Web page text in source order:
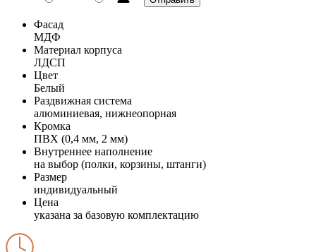
Фасад
МДФ
Материал корпуса
ЛДСП
Цвет
Белый
Раздвижная система
алюминиевая, нижнеопорная
Кромка
ПВХ (0,4 мм, 2 мм)
Внутреннее наполнение
на выбор (полки, корзины, штанги)
Размер
индивидуальный
Цена
указана за базовую комплектацию